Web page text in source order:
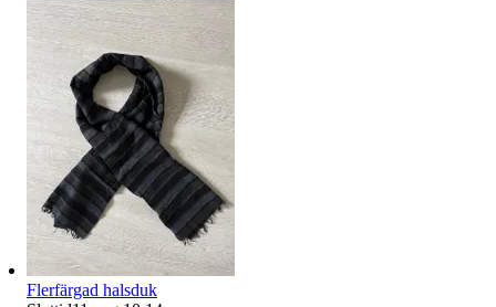
Flerfärgad halsduk